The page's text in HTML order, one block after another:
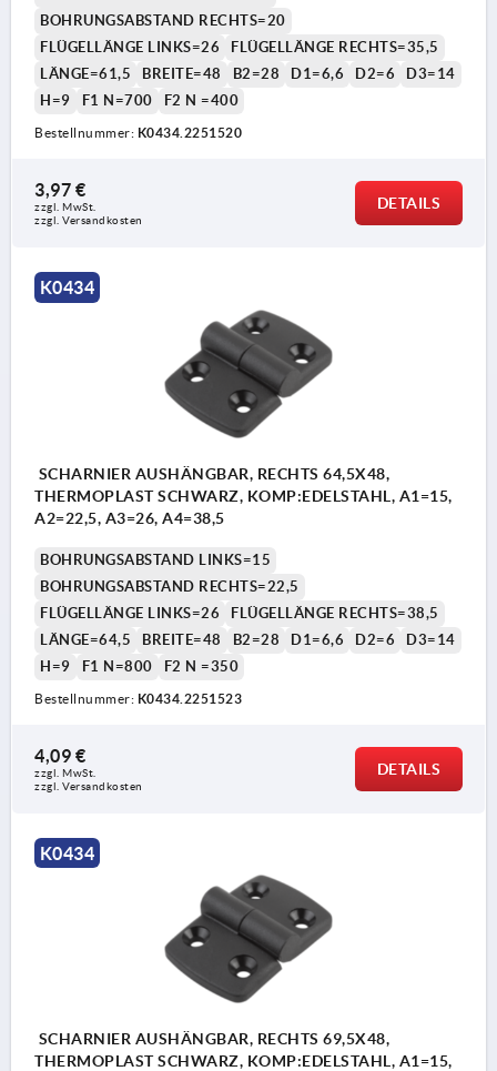
BOHRUNGSABSTAND RECHTS=20
FLÜGELLÄNGE LINKS=26
FLÜGELLÄNGE RECHTS=35,5
LÄNGE=61,5
BREITE=48 B2=28 D1=6,6 D2=6
D3=14
H=9
F1 N=700 F2 N =400
Bestellnummer: K0434.2251520
3,97 €
zzgl. MwSt.
zzgl. Versandkosten
DETAILS
K0434
SCHARNIER AUSHÄNGBAR, RECHTS 64,5X48,
THERMOPLAST SCHWARZ, KOMP:EDELSTAHL, A1=15,
A2=22,5, A3=26, A4=38,5
BOHRUNGSABSTAND LINKS=15
BOHRUNGSABSTAND RECHTS=22,5
FLÜGELLÄNGE LINKS=26
FLÜGELLÄNGE RECHTS=38,5
LÄNGE=64,5
BREITE=48 B2=28 D1=6,6 D2=6
D3=14
H=9
F1 N=800 F2 N =350
Bestellnummer: K0434.2251523
4,09 €
zzgl. MwSt.
zzgl. Versandkosten
DETAILS
K0434
SCHARNIER AUSHÄNGBAR, RECHTS 69,5X48,
THERMOPLAST SCHWARZ, KOMP:EDELSTAHL, A1=15,